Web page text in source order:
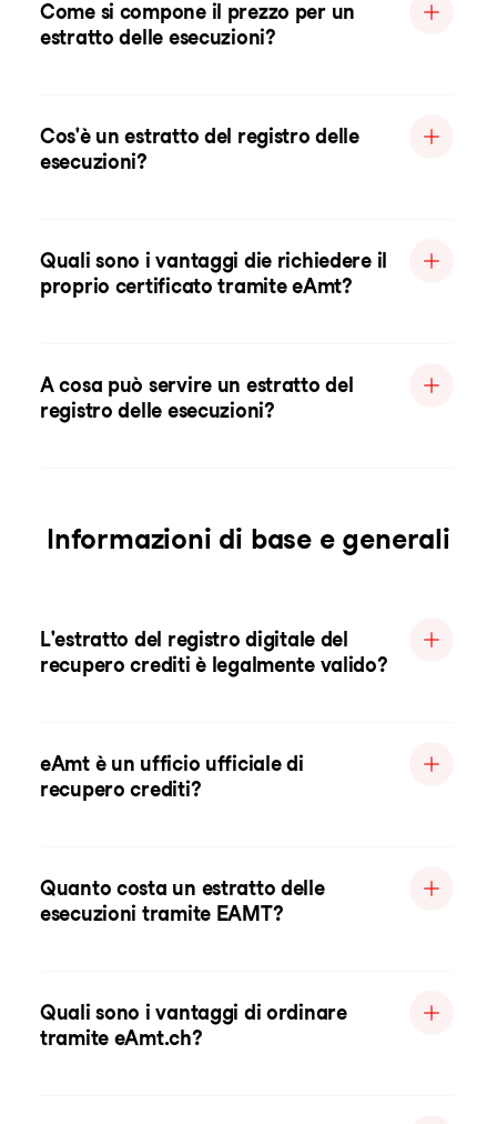
Come si compone il prezzo per un
estratto delle esecuzioni?
Cos'è un estratto del registro delle
esecuzioni?
Quali sono i vantaggi die richiedere il
proprio certificato tramite eAmt?
A cosa può servire un estratto del
registro delle esecuzioni?
Informazioni di base e generali
L'estratto del registro digitale del
recupero crediti è legalmente valido?
eAmt è un ufficio ufficiale di
recupero crediti?
Quanto costa un estratto delle
esecuzioni tramite EAMT?
Quali sono i vantaggi di ordinare
tramite eAmt.ch?